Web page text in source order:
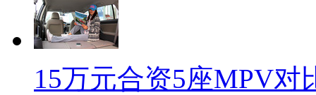
15万元合资5座MPV对